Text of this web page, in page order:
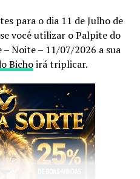
cada palpitepara que
a sua
jogo do bichono dia24 de
e os nossospalpites do
do bichopois elas
você aumenta
obichoque vai dar
para o dia 11 de Julho de
você utilizar o Palpite do
– Noite – 11/07/2026 a sua
Bichoirá triplicar.